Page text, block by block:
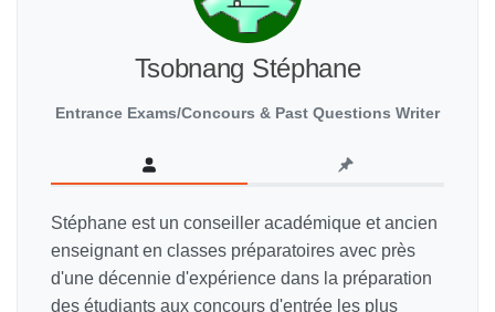
Tsobnang Stéphane
Entrance Exams/Concours & Past Questions Writer
Stéphane est un conseiller académique et ancien
enseignant en classes préparatoires avec près
d'une décennie d'expérience dans la préparation
des étudiants aux concours d'entrée les plus